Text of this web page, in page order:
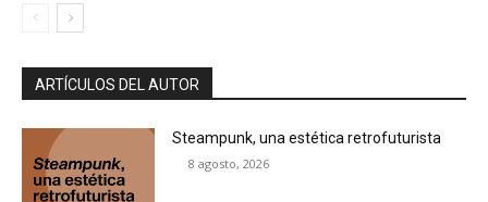
ARTÍCULOS DEL AUTOR
Steampunk, una estética retrofuturista
8 agosto, 2026